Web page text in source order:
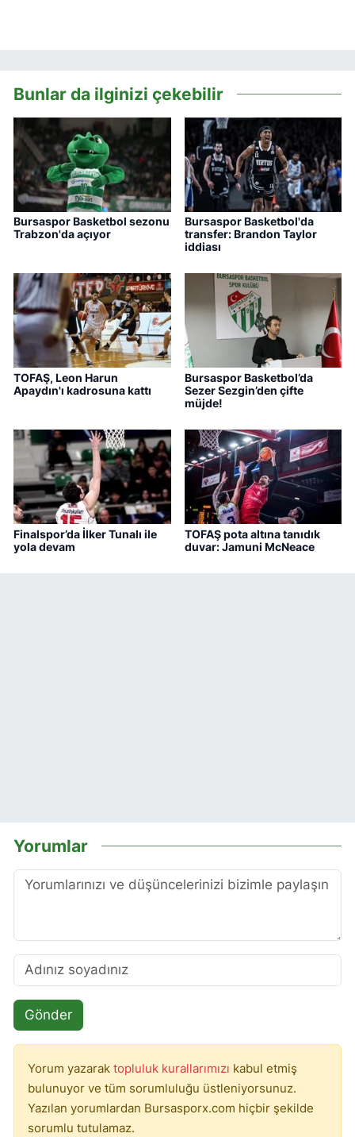
Bunlar da ilginizi çekebilir
Bursaspor Basketbol sezonu
Trabzon'da açıyor
Bursaspor Basketbol'da
transfer: Brandon Taylor
iddiası
TOFAŞ, Leon Harun
Apaydın'ı kadrosuna kattı
Bursaspor Basketbol’da
Sezer Sezgin’den çifte
müjde!
Finalspor’da İlker Tunalı ile
yola devam
TOFAŞ pota altına tanıdık
duvar: Jamuni McNeace
Yorumlar
Gönder
Yorum yazarak topluluk kurallarımızı kabul etmiş
bulunuyor ve tüm sorumluluğu üstleniyorsunuz.
Yazılan yorumlardan Bursasporx.com hiçbir şekilde
sorumlu tutulamaz.